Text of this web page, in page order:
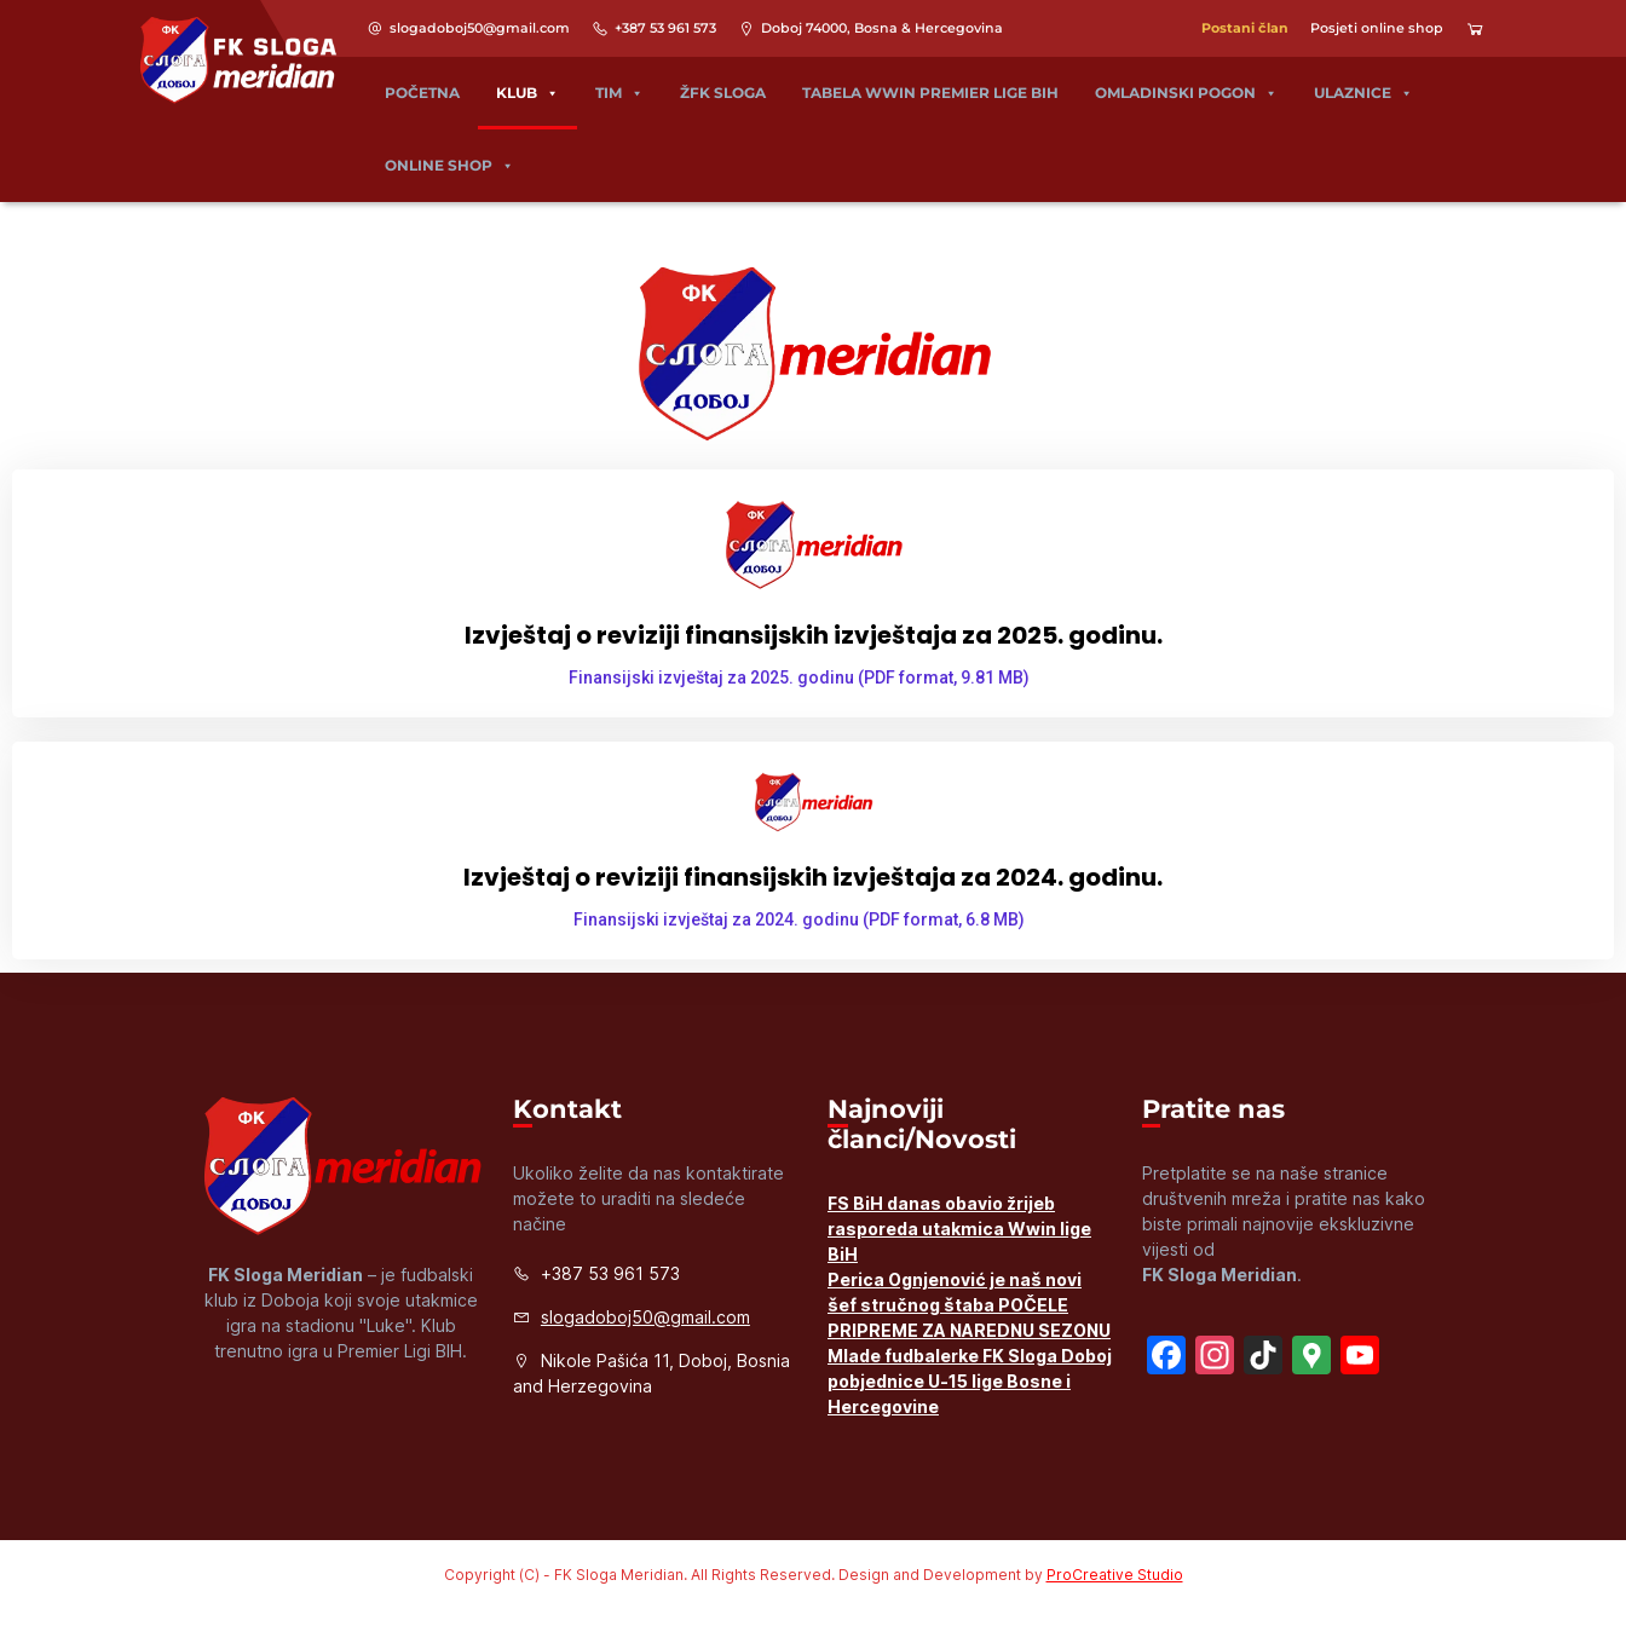
slogadoboj50@gmail.com +387 53 961 573 Doboj 74000, Bosna & Hercegovina Postani član Posjeti online shop
POČETNA KLUB TIM ŽFK SLOGA TABELA WWIN PREMIER LIGE BIH OMLADINSKI POGON ULAZNICE
ONLINE SHOP
Izvještaj o reviziji finansijskih izvještaja za 2025. godinu.
Finansijski izvještaj za 2025. godinu (PDF format, 9.81 MB)
Izvještaj o reviziji finansijskih izvještaja za 2024. godinu.
Finansijski izvještaj za 2024. godinu (PDF format, 6.8 MB)
FK Sloga Meridian – je fudbalski
klub iz Doboja koji svoje utakmice
igra na stadionu "Luke". Klub
trenutno igra u Premier Ligi BIH.
Kontakt
Ukoliko želite da nas kontaktirate
možete to uraditi na sledeće
načine
+387 53 961 573
slogadoboj50@gmail.com
Nikole Pašića 11, Doboj, Bosnia
and Herzegovina
Najnoviji
članci/Novosti
FS BiH danas obavio žrijeb
rasporeda utakmica Wwin lige
BiH
Perica Ognjenović je naš novi
šef stručnog štaba POČELE
PRIPREME ZA NAREDNU SEZONU
Mlade fudbalerke FK Sloga Doboj
pobjednice U-15 lige Bosne i
Hercegovine
Pratite nas
Pretplatite se na naše stranice
društvenih mreža i pratite nas kako
biste primali najnovije ekskluzivne
vijesti od
FK Sloga Meridian.
Facebook
Instagram
TikTokGoogle
Copyright (C) - FK Sloga Meridian. All Rights Reserved. Design and Development by ProCreative Studio